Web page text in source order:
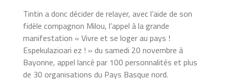
Tintin a donc décider de relayer, avec l’aide de son
fidèle compagnon Milou, l’appel à la grande
manifestation « Vivre et se loger au pays !
Espekulazioari ez ! » du samedi 20 novembre à
Bayonne, appel lancé par 100 personnalités et plus
de 30 organisations du Pays Basque nord.